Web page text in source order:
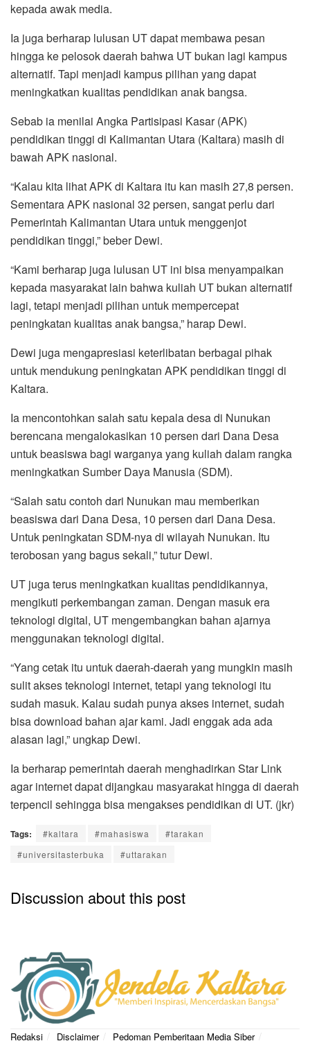
kepada awak media.
Ia juga berharap lulusan UT dapat membawa pesan
hingga ke pelosok daerah bahwa UT bukan lagi kampus
alternatif. Tapi menjadi kampus pilihan yang dapat
meningkatkan kualitas pendidikan anak bangsa.
Sebab ia menilai Angka Partisipasi Kasar (APK)
pendidikan tinggi di Kalimantan Utara (Kaltara) masih di
bawah APK nasional.
“Kalau kita lihat APK di Kaltara itu kan masih 27,8 persen.
Sementara APK nasional 32 persen, sangat perlu dari
Pemerintah Kalimantan Utara untuk menggenjot
pendidikan tinggi,” beber Dewi.
“Kami berharap juga lulusan UT ini bisa menyampaikan
kepada masyarakat lain bahwa kuliah UT bukan alternatif
lagi, tetapi menjadi pilihan untuk mempercepat
peningkatan kualitas anak bangsa,” harap Dewi.
Dewi juga mengapresiasi keterlibatan berbagai pihak
untuk mendukung peningkatan APK pendidikan tinggi di
Kaltara.
Ia mencontohkan salah satu kepala desa di Nunukan
berencana mengalokasikan 10 persen dari Dana Desa
untuk beasiswa bagi warganya yang kuliah dalam rangka
meningkatkan Sumber Daya Manusia (SDM).
“Salah satu contoh dari Nunukan mau memberikan
beasiswa dari Dana Desa, 10 persen dari Dana Desa.
Untuk peningkatan SDM-nya di wilayah Nunukan. Itu
terobosan yang bagus sekali,” tutur Dewi.
UT juga terus meningkatkan kualitas pendidikannya,
mengikuti perkembangan zaman. Dengan masuk era
teknologi digital, UT mengembangkan bahan ajarnya
menggunakan teknologi digital.
“Yang cetak itu untuk daerah-daerah yang mungkin masih
sulit akses teknologi internet, tetapi yang teknologi itu
sudah masuk. Kalau sudah punya akses internet, sudah
bisa download bahan ajar kami. Jadi enggak ada ada
alasan lagi,” ungkap Dewi.
Ia berharap pemerintah daerah menghadirkan Star Link
agar internet dapat dijangkau masyarakat hingga di daerah
terpencil sehingga bisa mengakses pendidikan di UT. (jkr)
Tags: #kaltara #mahasiswa
#tarakan
#universitasterbuka
#uttarakan
Discussion about this post
Redaksi Disclaimer Pedoman Pemberitaan Media Siber